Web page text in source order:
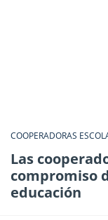
COOPERADORAS
Las
compromiso
educación